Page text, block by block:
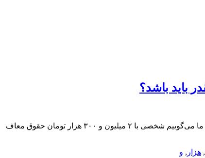
با حقوق ۹۰۰ هزار تومانی نمی‌شود حتی نان و پنیر خورد/ افزایش حقوق کارگران در سال ۹۷ چقدر باید باشد؟باید به این نکته اشاره کنم که وقتی ما می‌گوییم شخصی با ۲ میلیون و ۳۰۰ هزار تومان حقوق معاف
, هزار , و